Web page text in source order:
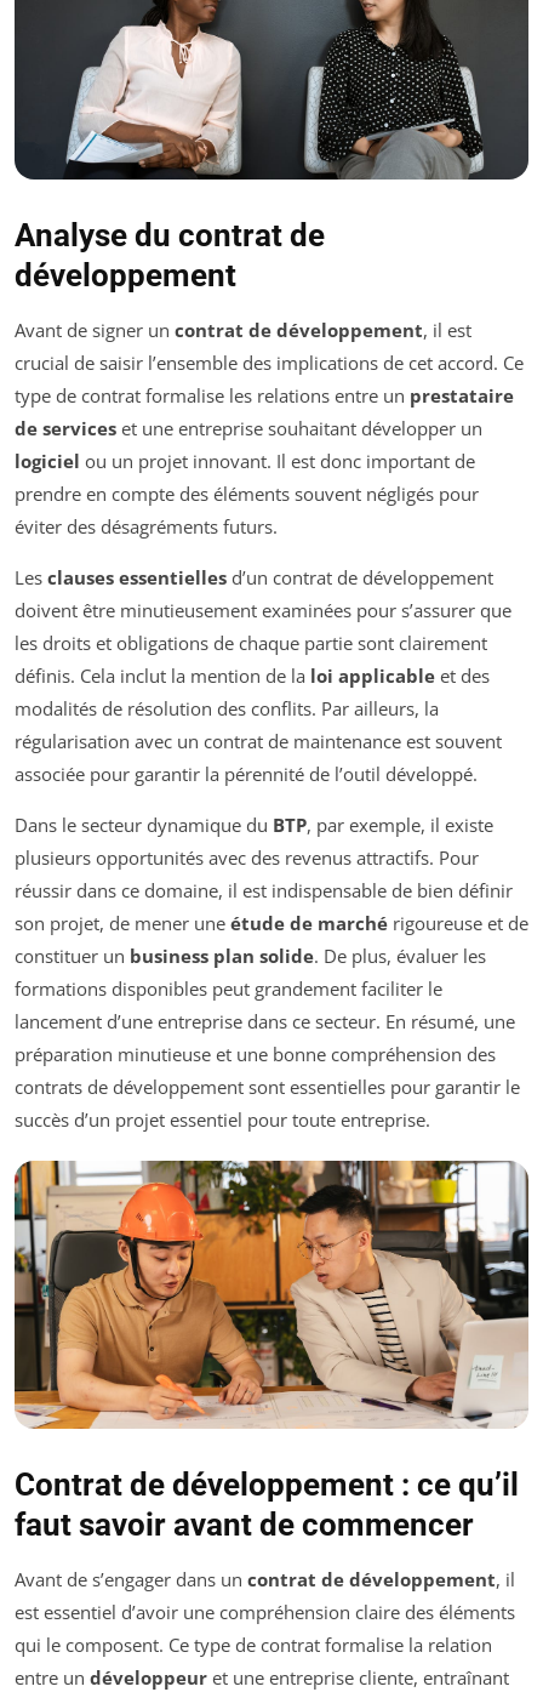
Analyse du contrat de
développement
Avant de signer un contrat de développement, il est
crucial de saisir l’ensemble des implications de cet accord. Ce
type de contrat formalise les relations entre un prestataire
de services et une entreprise souhaitant développer un
logiciel ou un projet innovant. Il est donc important de
prendre en compte des éléments souvent négligés pour
éviter des désagréments futurs.
Les clauses essentielles d’un contrat de développement
doivent être minutieusement examinées pour s’assurer que
les droits et obligations de chaque partie sont clairement
définis. Cela inclut la mention de la loi applicable et des
modalités de résolution des conflits. Par ailleurs, la
régularisation avec un contrat de maintenance est souvent
associée pour garantir la pérennité de l’outil développé.
Dans le secteur dynamique du BTP, par exemple, il existe
plusieurs opportunités avec des revenus attractifs. Pour
réussir dans ce domaine, il est indispensable de bien définir
son projet, de mener une étude de marché rigoureuse et de
constituer un business plan solide. De plus, évaluer les
formations disponibles peut grandement faciliter le
lancement d’une entreprise dans ce secteur. En résumé, une
préparation minutieuse et une bonne compréhension des
contrats de développement sont essentielles pour garantir le
succès d’un projet essentiel pour toute entreprise.
Contrat de développement : ce qu’il
faut savoir avant de commencer
Avant de s’engager dans un contrat de développement, il
est essentiel d’avoir une compréhension claire des éléments
qui le composent. Ce type de contrat formalise la relation
entre un développeur et une entreprise cliente, entraînant